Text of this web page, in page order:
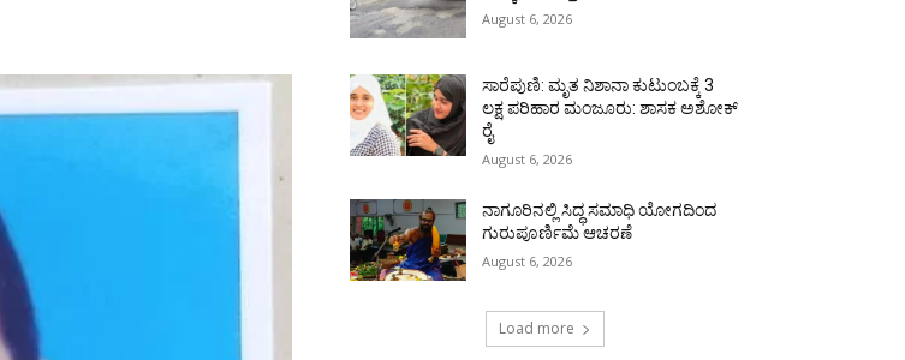
August 6, 2026
ಸಾರೆಪುಣಿ: ಮೃತ ನಿಶಾನಾ ಕುಟುಂಬಕ್ಕೆ 3
ಲಕ್ಷ ಪರಿಹಾರ ಮಂಜೂರು: ಶಾಸಕ ಅಶೋಕ್
ರೈ
August 6, 2026
ನಾಗೂರಿನಲ್ಲಿ ಸಿದ್ಧ ಸಮಾಧಿ ಯೋಗದಿಂದ
ಗುರುಪೂರ್ಣಿಮೆ ಆಚರಣೆ
August 6, 2026
Load more